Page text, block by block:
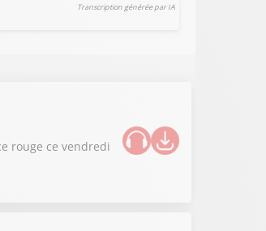
Transcription générée par IA
rouge ce vendredi